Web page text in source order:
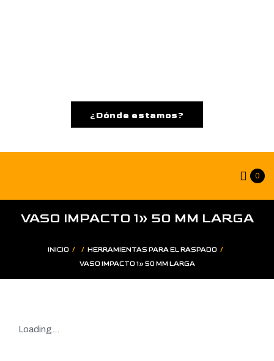
¿Dónde estamos?
0
VASO IMPACTO 1» 50 MM LARGA
INICIO / / HERRAMIENTAS PARA EL RASPADO /
VASO IMPACTO 1» 50 MM LARGA
Loading...